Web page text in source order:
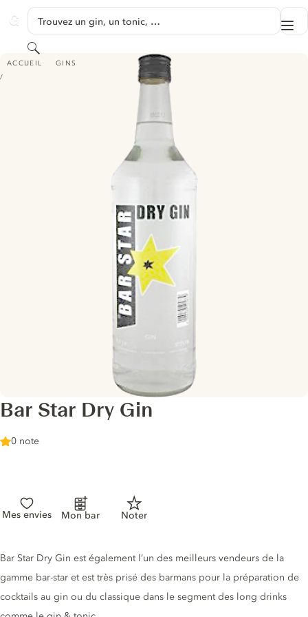
GINVENTORY
Trouvez un gin, un tonic, …
Rechercher
ACCUEIL GINS
BAR STAR DRY GIN
Bar Star Dry Gin
0 note
Mes envies Mon bar Noter
Description du gin
Bar Star Dry Gin est également l’un des meilleurs vendeurs de la
gamme bar-star et est très prisé des barmans pour la préparation de
cocktails au gin ou du classique dans le segment des long drinks